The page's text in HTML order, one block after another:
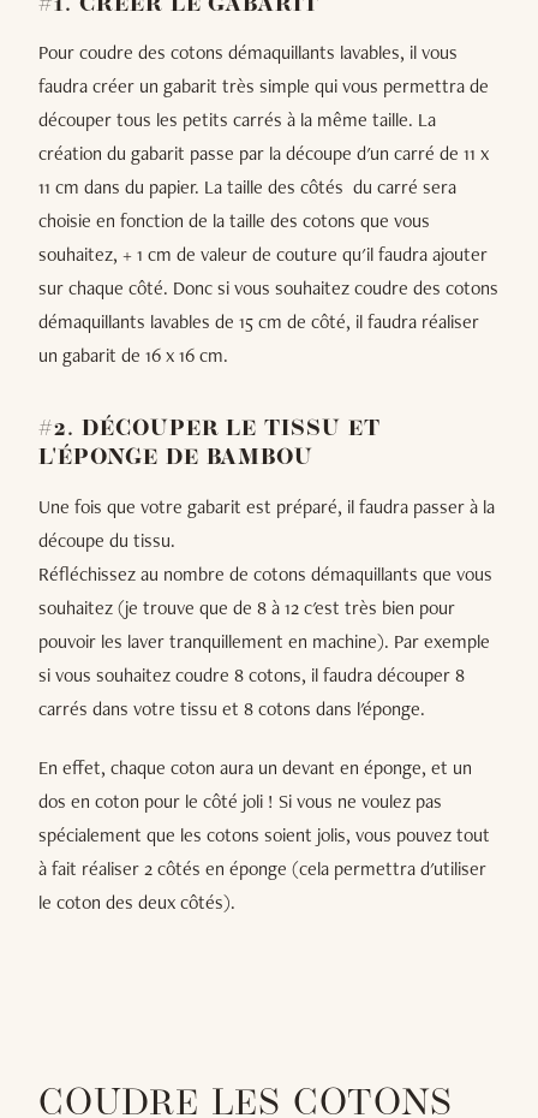
#1. CRÉER LE GABARIT
Pour coudre des cotons démaquillants lavables, il vous
faudra créer un gabarit très simple qui vous permettra de
découper tous les petits carrés à la même taille. La
création du gabarit passe par la découpe d'un carré de 11 x
11 cm dans du papier. La taille des côtés du carré sera
choisie en fonction de la taille des cotons que vous
souhaitez, + 1 cm de valeur de couture qu'il faudra ajouter
sur chaque côté. Donc si vous souhaitez coudre des cotons
démaquillants lavables de 15 cm de côté, il faudra réaliser
un gabarit de 16 x 16 cm.
#2. DÉCOUPER LE TISSU ET
L'ÉPONGE DE BAMBOU
Une fois que votre gabarit est préparé, il faudra passer à la
découpe du tissu.
Réfléchissez au nombre de cotons démaquillants que vous
souhaitez (je trouve que de 8 à 12 c'est très bien pour
pouvoir les laver tranquillement en machine). Par exemple
si vous souhaitez coudre 8 cotons, il faudra découper 8
carrés dans votre tissu et 8 cotons dans l'éponge.
En effet, chaque coton aura un devant en éponge, et un
dos en coton pour le côté joli ! Si vous ne voulez pas
spécialement que les cotons soient jolis, vous pouvez tout
à fait réaliser 2 côtés en éponge (cela permettra d'utiliser
le coton des deux côtés).
COUDRE LES COTONS